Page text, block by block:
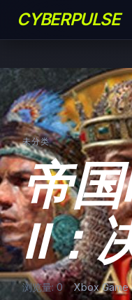
CYBERPULSE
未分类
帝
II：
浏览量: 0 Xbox Game